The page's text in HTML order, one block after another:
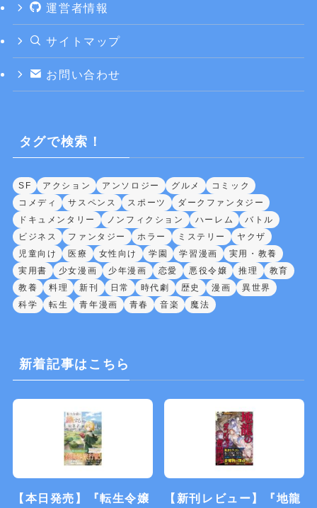
運営者情報
サイトマップ
お問い合わせ
タグで検索！
SF アクション アンソロジー グルメ
コミック
コメディ
サスペンス スポーツ
ダークファンタジー
ドキュメンタリー
ノンフィクション ハーレム
バトル
ビジネス
ファンタジー ホラー ミステリー
ヤクザ
児童向け
医療 女性向け 学園 学習漫画
実用・教養
実用書
少女漫画 少年漫画 恋愛 悪役令嬢 推理
教育
教養
料理 新刊 日常 時代劇 歴史 漫画
異世界
科学
転生 青年漫画 青春 音楽 魔法
新着記事はこちら
【本日発売】『転生令嬢 【新刊レビュー】『地龍